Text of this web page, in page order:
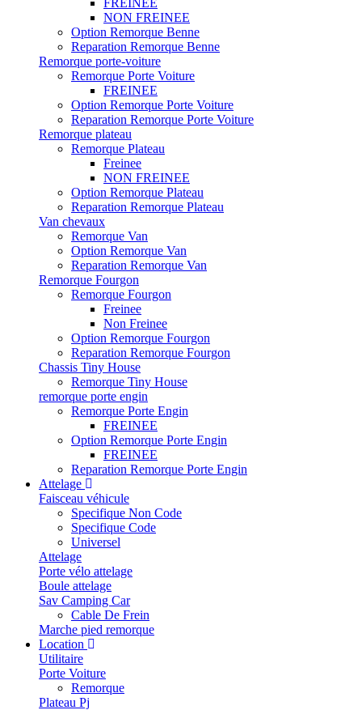
FREINEE
NON FREINEE
Option Remorque Benne
Reparation Remorque Benne
Remorque porte-voiture
Remorque Porte Voiture
FREINEE
Option Remorque Porte Voiture
Reparation Remorque Porte Voiture
Remorque plateau
Remorque Plateau
Freinee
NON FREINEE
Option Remorque Plateau
Reparation Remorque Plateau
Van chevaux
Remorque Van
Option Remorque Van
Reparation Remorque Van
Remorque Fourgon
Remorque Fourgon
Freinee
Non Freinee
Option Remorque Fourgon
Reparation Remorque Fourgon
Chassis Tiny House
Remorque Tiny House
remorque porte engin
Remorque Porte Engin
FREINEE
Option Remorque Porte Engin
FREINEE
Reparation Remorque Porte Engin
Attelage
Faisceau véhicule
Specifique Non Code
Specifique Code
Universel
Attelage
Porte vélo attelage
Boule attelage
Sav Camping Car
Cable De Frein
Marche pied remorque
Location
Utilitaire
Porte Voiture
Remorque
Plateau Pj